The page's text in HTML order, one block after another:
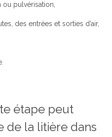
pulvérisation,
des entrées et sorties d’air,
étape peut
de la litière dans